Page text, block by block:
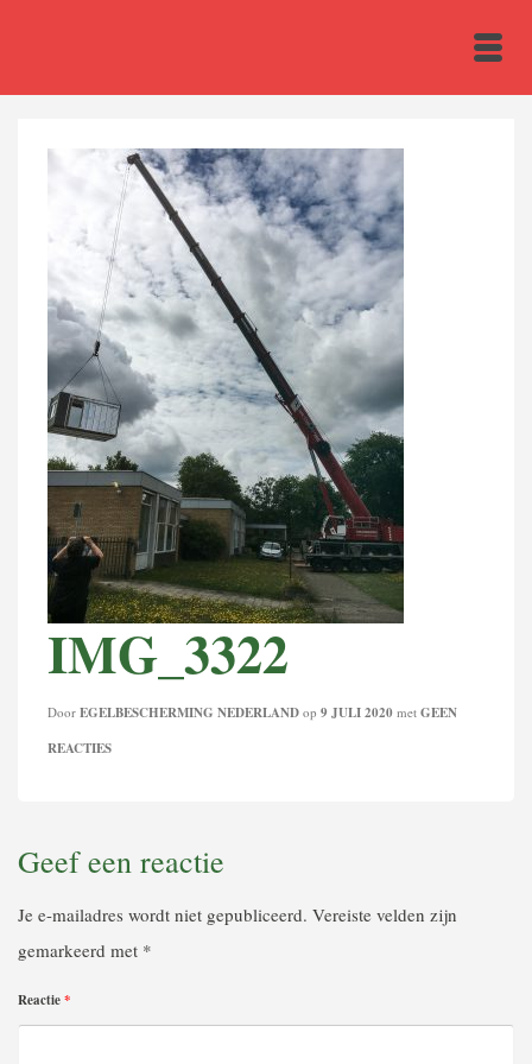
IMG_3322
Door EGELBESCHERMING NEDERLAND op 9 JULI 2020 met GEEN
REACTIES
Geef een reactie
Je e-mailadres wordt niet gepubliceerd. Vereiste velden zijn
gemarkeerd met *
Reactie*